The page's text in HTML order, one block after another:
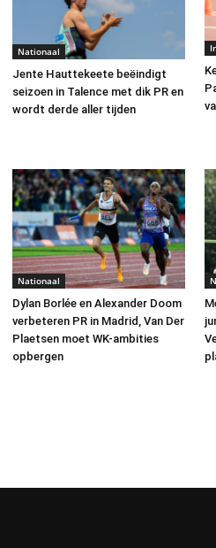
Nationaal
Jente Hauttekeete beëindigt
seizoen in Talence met dik PR en
wordt derde aller tijden
Nationaal
Dylan Borlée en Alexander Doom
verbeteren PR in Madrid, Van Der
Plaetsen moet WK-ambities
opbergen